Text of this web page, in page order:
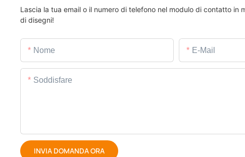
Lascia la tua email o il numero di telefono nel modulo di contatto
di disegni!
Nome E-Mail
Soddisfare
INVIA DOMANDA ORA